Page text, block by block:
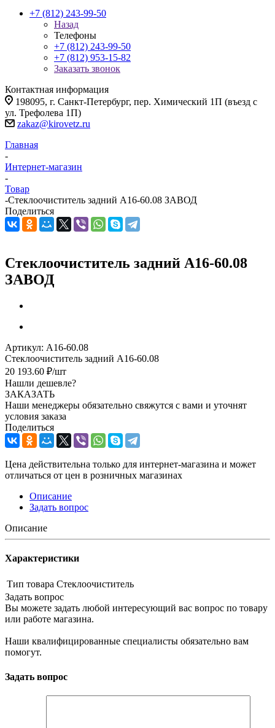
+7 (812) 243-99-50
Назад
Телефоны
+7 (812) 243-99-50
+7 (812) 953-15-82
Заказать звонок
Контактная информация
198095, г. Санкт-Петербург, пер. Химический 1П (въезд с
ул. Трефолева 1П)
zakaz@kirovetz.ru
Главная
-
Интернет-магазин
-
Товар
-Стеклоочиститель задний А16-60.08 ЗАВОД
Поделиться
Стеклоочиститель задний А16-60.08
ЗАВОД
Артикул: А16-60.08
Стеклоочиститель задний А16-60.08
20 193.60 ₽/шт
Нашли дешевле?
ЗАКАЗАТЬ
Наши менеджеры обязательно свяжутся с вами и уточнят
условия заказа
Поделиться
Цена действительна только для интернет-магазина и может
отличаться от цен в розничных магазинах
Описание
Задать вопрос
Описание
Характеристики
Тип товара Стеклоочиститель
Задать вопрос
Вы можете задать любой интересующий вас вопрос по товару
или работе магазина.
Наши квалифицированные специалисты обязательно вам
помогут.
Задать вопрос